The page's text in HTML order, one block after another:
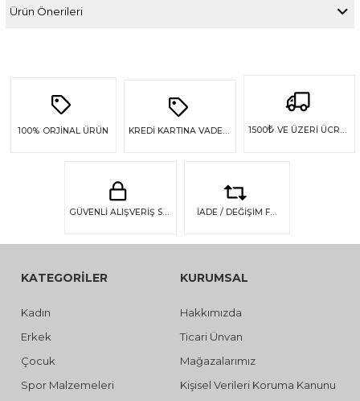
Ürün Önerileri
100% ORJİNAL ÜRÜN 1500₺ VE ÜZERİ ÜCRETSİZ KARGO
GÜVENLİ ALIŞVERİŞ SSL GÜVENLİĞİ İADE / DEĞİŞİM FIRSATI
KATEGORİLER
Kadın
Erkek
Çocuk
Spor Malzemeleri
KURUMSAL
Hakkımızda
Ticari Ünvan
Mağazalarımız
Kişisel Verileri Koruma Kanunu